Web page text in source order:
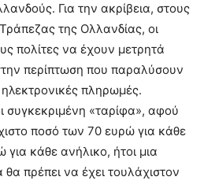
Για την ακρίβεια, στους
Τράπεζας της Ολλανδίας, οι
πολίτες να έχουν μετρητά
περίπτωση που παραλύσουν
πληρωμές.
συγκεκριμένη «ταρίφα», αφού
ποσό των 70 ευρώ για κάθε
κάθε ανήλικο, ήτοι μια
θα πρέπει να έχει τουλάχιστον